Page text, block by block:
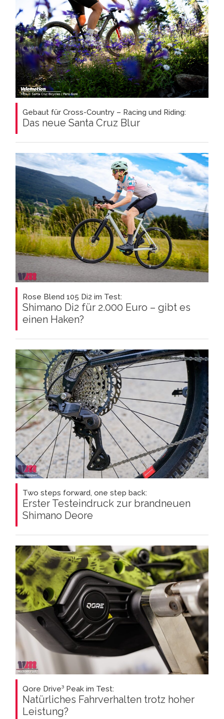
Gebaut für Cross-Country – Racing und Riding:
Das neue Santa Cruz Blur
Rose Blend 105 Di2 im Test:
Shimano Di2 für 2.000 Euro – gibt es
einen Haken?
Two steps forward, one step back:
Erster Testeindruck zur brandneuen
Shimano Deore
Qore Drive³ Peak im Test:
Natürliches Fahrverhalten trotz hoher
Leistung?